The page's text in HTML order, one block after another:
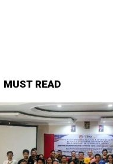
MUST READ